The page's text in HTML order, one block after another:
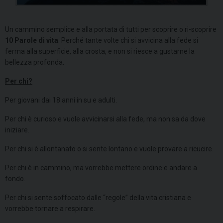
Un cammino semplice e alla portata di tutti per scoprire o ri-scoprire
10 Parole di vita. Perché tante volte chi si avvicina alla fede si
ferma alla superficie, alla crosta, e non si riesce a gustarne la
bellezza profonda.
Per chi?
Per giovani dai 18 anni in su e adulti.
Per chi è curioso e vuole avvicinarsi alla fede, ma non sa da dove
iniziare.
Per chi si è allontanato o si sente lontano e vuole provare a ricucire.
Per chi è in cammino, ma vorrebbe mettere ordine e andare a
fondo.
Per chi si sente soffocato dalle “regole” della vita cristiana e
vorrebbe tornare a respirare.